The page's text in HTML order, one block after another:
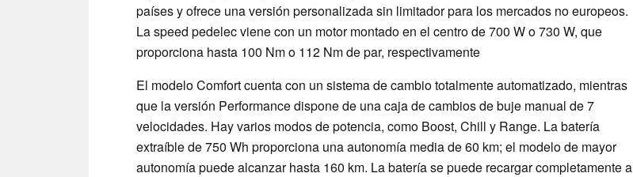
países y ofrece una versión personalizada sin limitador para los mercados no europeos.
La speed pedelec viene con un motor montado en el centro de 700 W o 730 W, que
proporciona hasta 100 Nm o 112 Nm de par, respectivamente
El modelo Comfort cuenta con un sistema de cambio totalmente automatizado, mientras
que la versión Performance dispone de una caja de cambios de buje manual de 7
velocidades. Hay varios modos de potencia, como Boost, Chill y Range. La batería
extraíble de 750 Wh proporciona una autonomía media de 60 km; el modelo de mayor
autonomía puede alcanzar hasta 160 km. La batería se puede recargar completamente a